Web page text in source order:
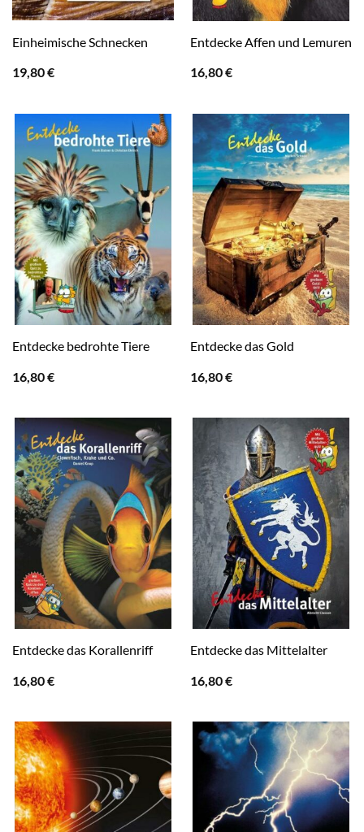
Einheimische Schnecken
19,80€
Entdecke Affen und Lemuren
16,80€
Entdecke bedrohte Tiere
16,80€
Entdecke das Gold
16,80€
Entdecke das Korallenriff
16,80€
Entdecke das Mittelalter
16,80€